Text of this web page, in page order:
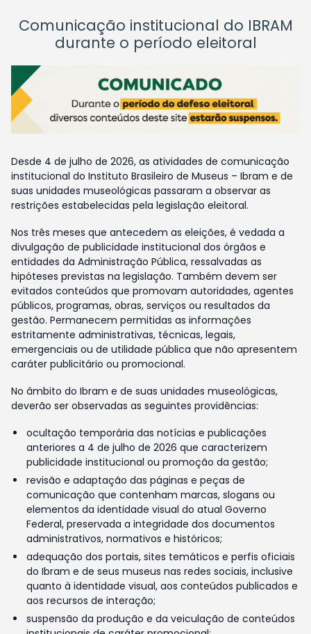
Comunicação institucional do IBRAM
durante o período eleitoral
Desde 4 de julho de 2026, as atividades de comunicação
institucional do Instituto Brasileiro de Museus – Ibram e de
suas unidades museológicas passaram a observar as
restrições estabelecidas pela legislação eleitoral.
Nos três meses que antecedem as eleições, é vedada a
divulgação de publicidade institucional dos órgãos e
entidades da Administração Pública, ressalvadas as
hipóteses previstas na legislação. Também devem ser
evitados conteúdos que promovam autoridades, agentes
públicos, programas, obras, serviços ou resultados da
gestão. Permanecem permitidas as informações
estritamente administrativas, técnicas, legais,
emergenciais ou de utilidade pública que não apresentem
caráter publicitário ou promocional.
No âmbito do Ibram e de suas unidades museológicas,
deverão ser observadas as seguintes providências:
ocultação temporária das notícias e publicações
anteriores a 4 de julho de 2026 que caracterizem
publicidade institucional ou promoção da gestão;
revisão e adaptação das páginas e peças de
comunicação que contenham marcas, slogans ou
elementos da identidade visual do atual Governo
Federal, preservada a integridade dos documentos
administrativos, normativos e históricos;
adequação dos portais, sites temáticos e perfis oficiais
do Ibram e de seus museus nas redes sociais, inclusive
quanto à identidade visual, aos conteúdos publicados e
aos recursos de interação;
suspensão da produção e da veiculação de conteúdos